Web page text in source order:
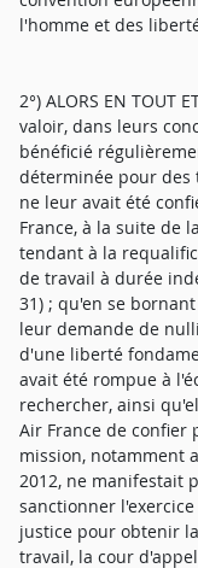
l'homme et des
2°) ALORS EN TOUT
valoir, dans leurs
bénéficié
déterminée pour des
ne leur avait été
France, à la suite de
tendant à la
de travail à durée
31) ; qu'en se
leur demande de
d'une liberté
avait été rompue à
rechercher, ainsi
Air France de confier
mission, notamment
2012, ne manifestait
sanctionner
justice pour obtenir
travail, la cour